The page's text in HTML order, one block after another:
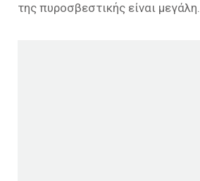
της πυροσβεστικής είναι μεγάλη.